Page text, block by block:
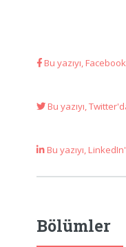
Bu yazıyı,
Bu yazıyı,
Bu yazıyı,
Bölümler